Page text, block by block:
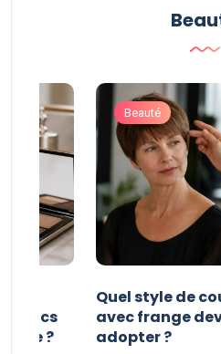
?
Beauté
Quel style de
avec frange
adopter ?